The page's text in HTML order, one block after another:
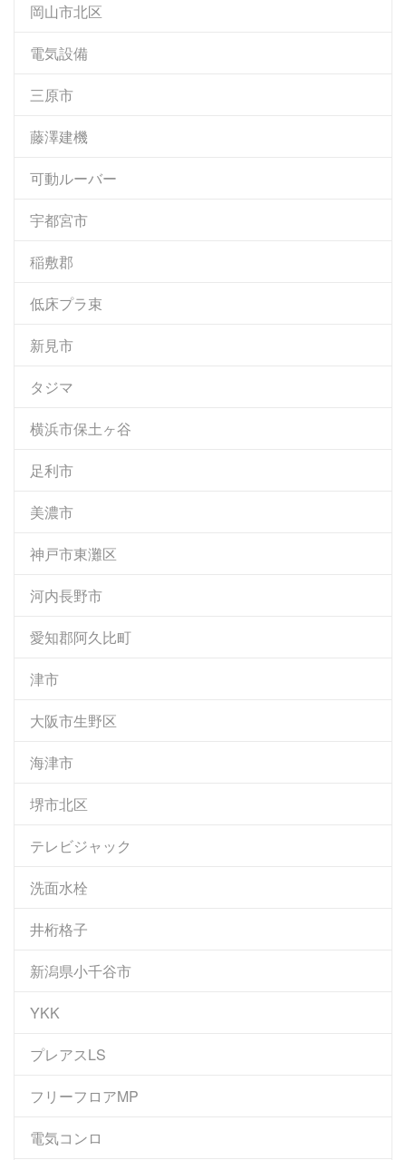
岡山市北区
電気設備
三原市
藤澤建機
可動ルーバー
宇都宮市
稲敷郡
低床プラ束
新見市
タジマ
横浜市保土ヶ谷
足利市
美濃市
神戸市東灘区
河内長野市
愛知郡阿久比町
津市
大阪市生野区
海津市
堺市北区
テレビジャック
洗面水栓
井桁格子
新潟県小千谷市
YKK
プレアスLS
フリーフロアMP
電気コンロ